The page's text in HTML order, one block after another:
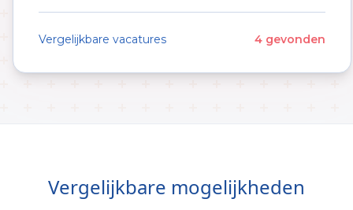
Vergelijkbare vacatures 4 gevonden
Vergelijkbare mogelijkheden